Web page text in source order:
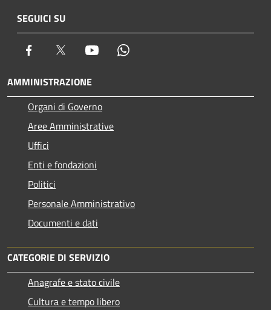
SEGUICI SU
Facebook Twitter Youtube
AMMINISTRAZIONE
Organi di Governo
Aree Amministrative
Uffici
Enti e fondazioni
Politici
Personale Amministrativo
Documenti e dati
CATEGORIE DI SERVIZIO
Anagrafe e stato civile
Cultura e tempo libero